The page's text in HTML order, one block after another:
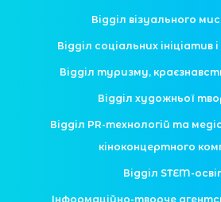
Відділ візуального
Відділ соціальних
Відділ туризму,
Відділ художньої
Відділ PR-технологій та
кіноконцертного
Відділ STEM-
Інформаційно-творче